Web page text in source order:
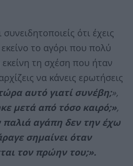
ότι έχεις
το αγόρι που πολύ
τη σχέση που ήταν
να κάνεις ερωτήσεις
αυτό γιατί συνέβη;»,
μετά από τόσο καιρό;»,
αγάπη δεν την έχω
σημαίνει όταν
τον πρώην του;».